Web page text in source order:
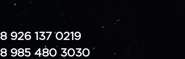
8 926 137 0219
8 985 480 3030